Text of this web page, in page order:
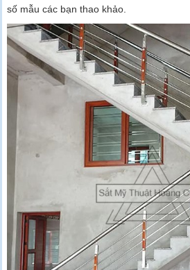
số mẫu các bạn thao khảo.